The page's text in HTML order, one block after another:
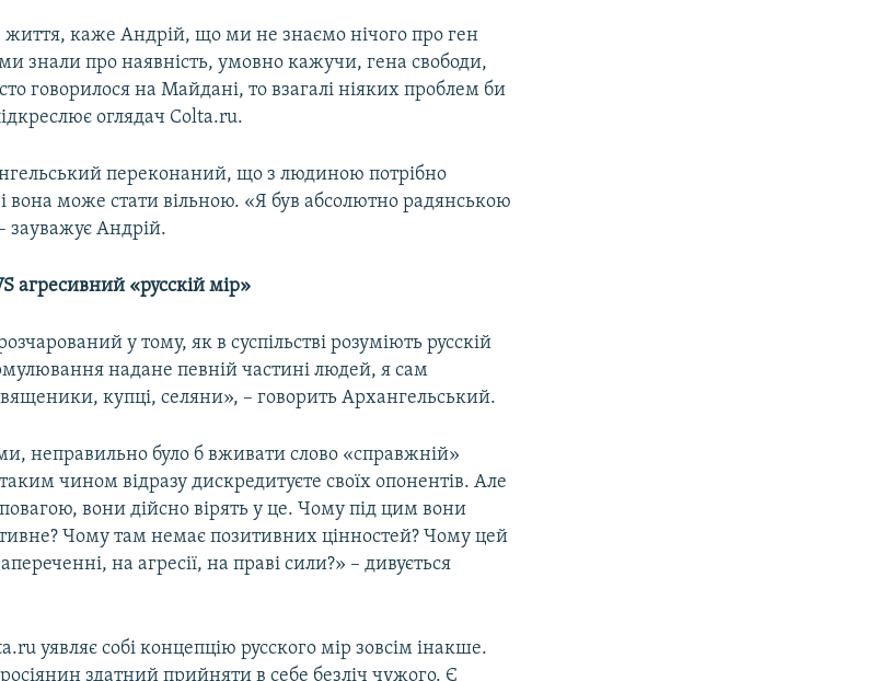
життя, каже Андрій, що ми не знаємо нічого про ген
знали про наявність, умовно кажучи, гена свободи,
говорилося на Майдані, то взагалі ніяких проблем би
оглядач Colta.ru.
переконаний, що з людиною потрібно
вона може стати вільною. «Я був абсолютно радянською
Андрій.
агресивний «​русскій мір»​
у тому, як в суспільстві розуміють русскій
надане певній частині людей, я сам
купці, селяни», – говорить Архангельський.
неправильно було б вживати слово «справжній»
чином відразу дискредитуєте своїх опонентів. Але
вони дійсно вірять у це. Чому під цим вони
Чому там немає позитивних цінностей? Чому цей
на агресії, на праві сили?» – дивується
уявляє собі концепцію русского мір зовсім інакше.
здатний прийняти в себе безліч чужого. Є